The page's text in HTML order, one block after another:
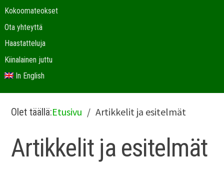
Kokoomateokset
Ota yhteyttä
Haastatteluja
Kiinalainen juttu
In English
Olet täällä:Etusivu Artikkelit ja esitelmät
Artikkelit ja esitelmät